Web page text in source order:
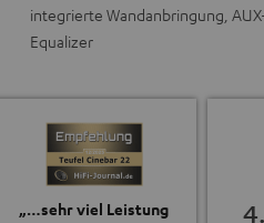
integrierte Wandanbringung,
Equalizer
„…sehr viel Leistung